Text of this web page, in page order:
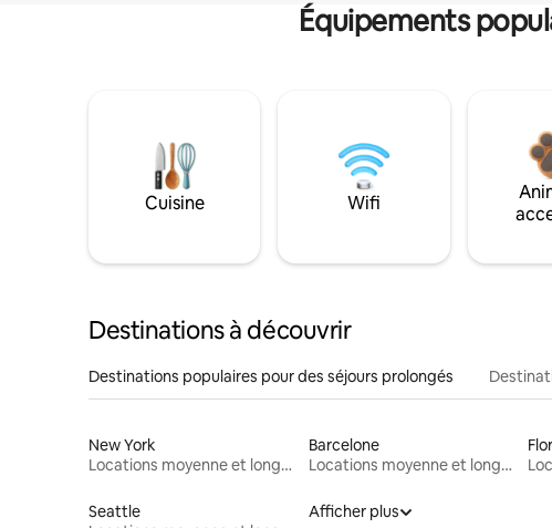
Équipements
Cuisine Wifi
Destinations à découvrir
Destinations populaires pour des séjours prolongés
New York
Locations moyenne et longue durée
Barcelone
Locations moyenne et longue durée
Seattle
Afficher plus